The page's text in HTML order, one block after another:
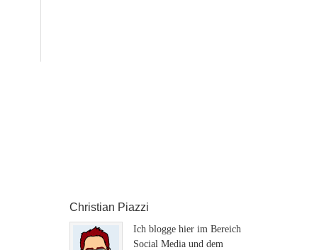
Christian Piazzi
Ich blogge hier im Bereich
Social Media und dem